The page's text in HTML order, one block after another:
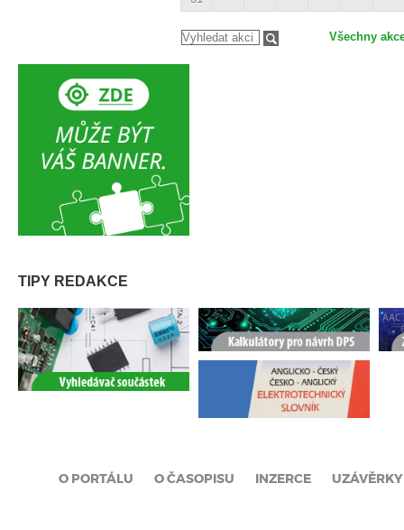
Všechny
TIPY REDAKCE
O PORTÁLU O ČASOPISU INZERCE UZÁVĚRKY